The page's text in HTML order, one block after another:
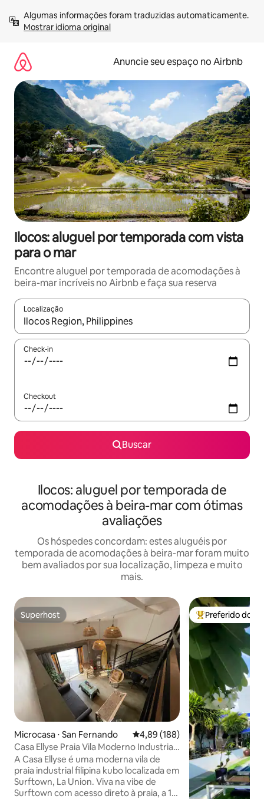
para
Mostrar idioma original
Anuncie seu espaço no Airbnb
Ilocos: aluguel por temporada com vista
para o mar
Encontre aluguel por temporada de acomodações à
beira-mar incríveis no Airbnb e faça sua reserva
Localização
Quando os resultados estiverem disponíveis, explore-os
Check-in
Checkout
Buscar
Ilocos: aluguel por temporada de
acomodações à beira-mar com ótimas
avaliações
Os hóspedes concordam: estes aluguéis por
temporada de acomodações à beira-mar foram muito
bem avaliados por sua localização, limpeza e muito
mais.
Superhost
Superhost
Microcasa ⋅ San Fernando 4,89 de uma avaliação média de
4,89 (188)
Casa Ellyse Praia Vila Moderno Industrial
Loft
A Casa Ellyse é uma moderna vila de
praia industrial filipina kubo localizada em
Surftown, La Union. Viva na vibe de
Surftown com acesso direto à praia, a 1,2
Entre os
Preferido dos